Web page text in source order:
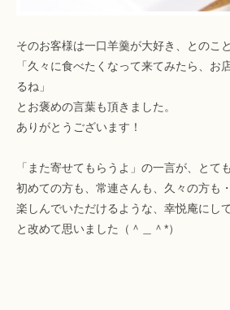
そのお客様は一口羊羹が大好き、とのこと
「久々に食べたくなって来てみたら、お
るね」
とお褒めの言葉も頂きました。
ありがとうございます！
「また寄せてもらうよ」の一言が、とて
初めての方も、常連さんも、久々の方も
楽しんでいただけるような、幸悦庵にし
と改めて思いました（＾＿＾*）